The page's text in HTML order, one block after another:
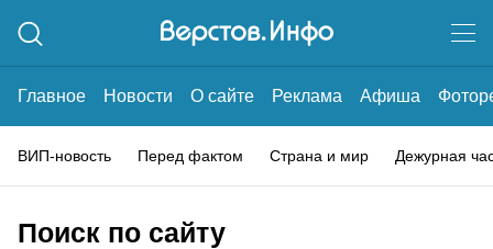
Главное Новости О сайте Реклама Афиша
ВИП-новость Перед фактом Страна и мир Дежурная
Поиск по сайту